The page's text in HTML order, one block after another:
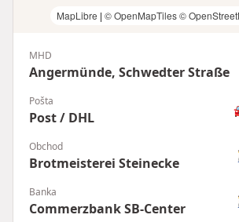
MapLibre | © OpenMapTiles©
MHD
Angermünde, Schwedter Straße
Pošta
Post / DHL
Obchod
Brotmeisterei Steinecke
Banka
Commerzbank SB-Center